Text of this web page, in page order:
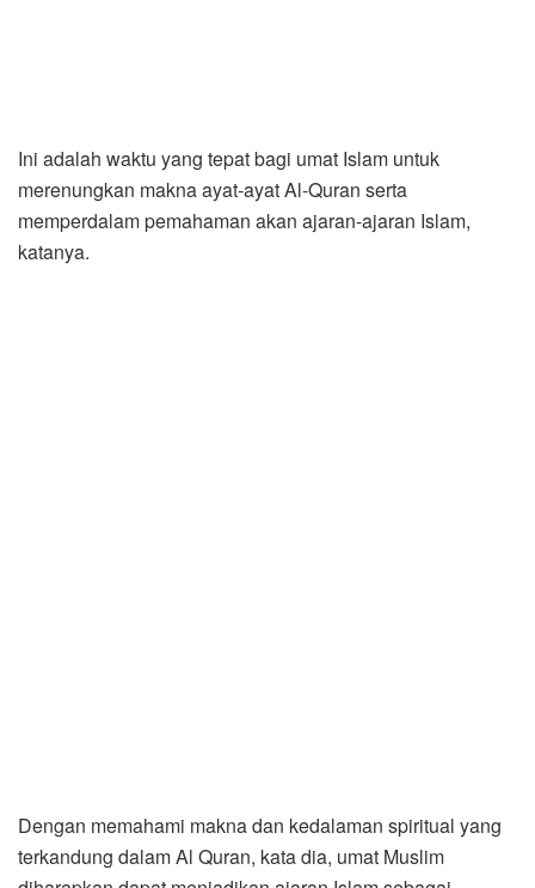
Ini adalah waktu yang tepat bagi umat Islam untuk
merenungkan makna ayat-ayat Al-Quran serta
memperdalam pemahaman akan ajaran-ajaran Islam,
katanya.
Dengan memahami makna dan kedalaman spiritual yang
terkandung dalam Al Quran, kata dia, umat Muslim